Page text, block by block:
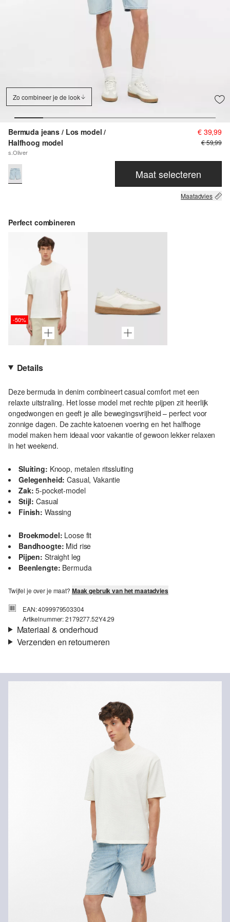
Zo combineer je de look
Bermuda jeans / Los model /
Halfhoog model
s.Oliver
€ 39,99
€ 59,99
Maat selecteren
Maatadvies
Perfect combineren
-50%
Details
Deze bermuda in denim combineert casual comfort met een
relaxte uitstraling. Het losse model met rechte pijpen zit heerlijk
ongedwongen en geeft je alle bewegingsvrijheid – perfect voor
zonnige dagen. De zachte katoenen voering en het halfhoge
model maken hem ideaal voor vakantie of gewoon lekker relaxen
in het weekend.
Sluiting: Knoop, metalen ritssluiting
Gelegenheid: Casual, Vakantie
Zak: 5-pocket-model
Stijl: Casual
Finish: Wassing
Broekmodel: Loose fit
Bandhoogte: Mid rise
Pijpen: Straight leg
Beenlengte: Bermuda
Twijfel je over je maat? Maak gebruik van het maatadvies
EAN: 4099979503304
Artikelnummer: 2179277.52Y4.29
Materiaal & onderhoud
Voering: Katoenen voering
Materiaal: Katoen
Niet bleken met chloor
Niet geschikt voor de droger
Geen chemische reiniging mogelijk
Verzenden en retourneren
Je bestelling wordt binnen 3-5 werkdagen verzonden door Post
Je kunt je artikelen binnen 14 dagen gratis aan ons retourneren.
Als je onze s.Oliver Card hebt, kun je artikelen zelfs binnen 30